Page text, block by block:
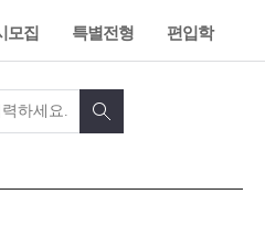
모집 특별전형 편입학